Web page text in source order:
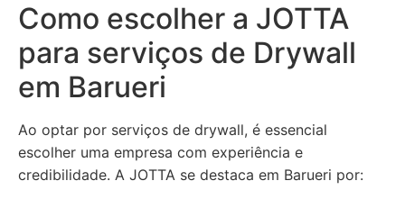
Como escolher a JOTTA
para serviços de Drywall
em Barueri
Ao optar por serviços de drywall, é essencial
escolher uma empresa com experiência e
credibilidade. A JOTTA se destaca em Barueri por: